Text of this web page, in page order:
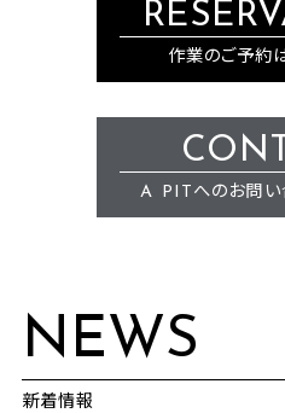
作業のご予約
A PITへのお問い
NEWS
新着情報